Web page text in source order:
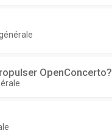
OpenConcerto?